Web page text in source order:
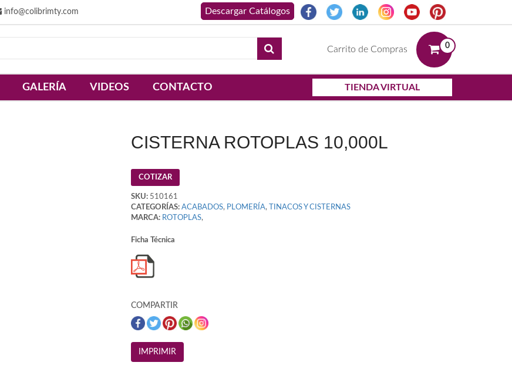
info@colibrimty.com
Carrito de Compras 0
GALERÍA VIDEOS CONTACTO TIENDA VIRTUAL
CISTERNA ROTOPLAS 10,000L
COTIZAR
SKU:510161
CATEGORÍAS: ACABADOS, PLOMERÍA,
TINACOS Y CISTERNAS
MARCA: ROTOPLAS,
Ficha Técnica
COMPARTIR